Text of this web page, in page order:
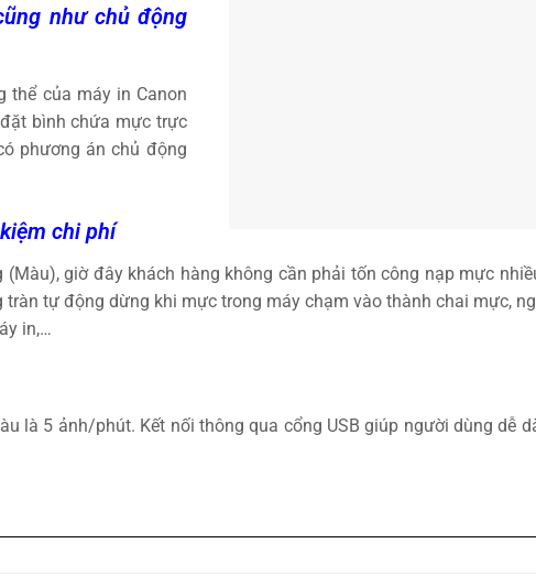
như chủ động
thể của máy in Canon
bình chứa mực trực
phương án chủ động
chi phí
giờ đây khách hàng không cần phải tốn công nạp mực
tự động dừng khi mực trong máy chạm vào thành chai mực,
in,…
là 5 ảnh/phút. Kết nối thông qua cổng USB giúp người dùng dễ